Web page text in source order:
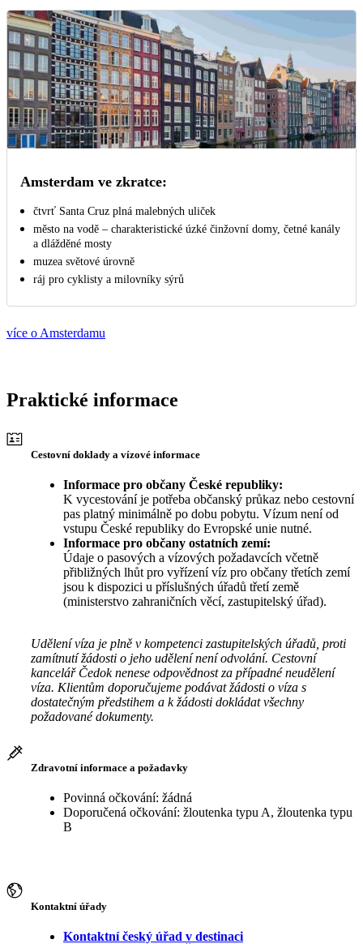
Amsterdam ve zkratce:
čtvrť Santa Cruz plná malebných uliček
město na vodě – charakteristické úzké činžovní domy, četné kanály
a dlážděné mosty
muzea světové úrovně
ráj pro cyklisty a milovníky sýrů
více o Amsterdamu
Praktické informace
Cestovní doklady a vízové informace
Informace pro občany České republiky:
K vycestování je potřeba občanský průkaz nebo cestovní
pas platný minimálně po dobu pobytu. Vízum není od
vstupu České republiky do Evropské unie nutné.
Informace pro občany ostatních zemí:
Údaje o pasových a vízových požadavcích včetně
přibližných lhůt pro vyřízení víz pro občany třetích zemí
jsou k dispozici u příslušných úřadů třetí země
(ministerstvo zahraničních věcí, zastupitelský úřad).
Udělení víza je plně v kompetenci zastupitelských úřadů, proti
zamítnutí žádosti o jeho udělení není odvolání. Cestovní
kancelář Čedok nenese odpovědnost za případné neudělení
víza. Klientům doporučujeme podávat žádosti o víza s
dostatečným předstihem a k žádosti dokládat všechny
požadované dokumenty.
Zdravotní informace a požadavky
Povinná očkování: žádná
Doporučená očkování: žloutenka typu A, žloutenka typu
B
Kontaktní úřady
Kontaktní český úřad v destinaci